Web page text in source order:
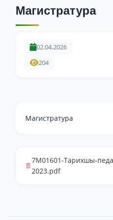
Магистратура
02.04.2026
204
Магистратура
📄
7М01601-Тарихшы-
2023.pdf